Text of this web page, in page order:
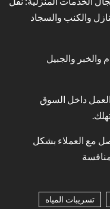
والكنب والسجاد
والخبر والجبيل
داخل السوق
مع العملاء بشكل
تسريبات المياه